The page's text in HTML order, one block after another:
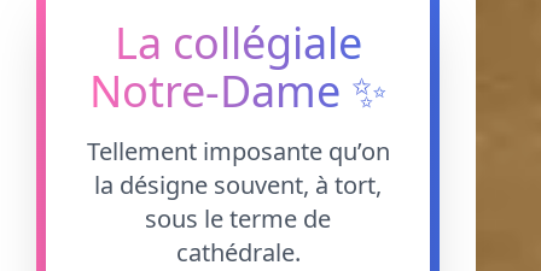
La collégiale
Notre-Dame ✨
Tellement imposante qu’on
la désigne souvent, à tort,
sous le terme de
cathédrale.